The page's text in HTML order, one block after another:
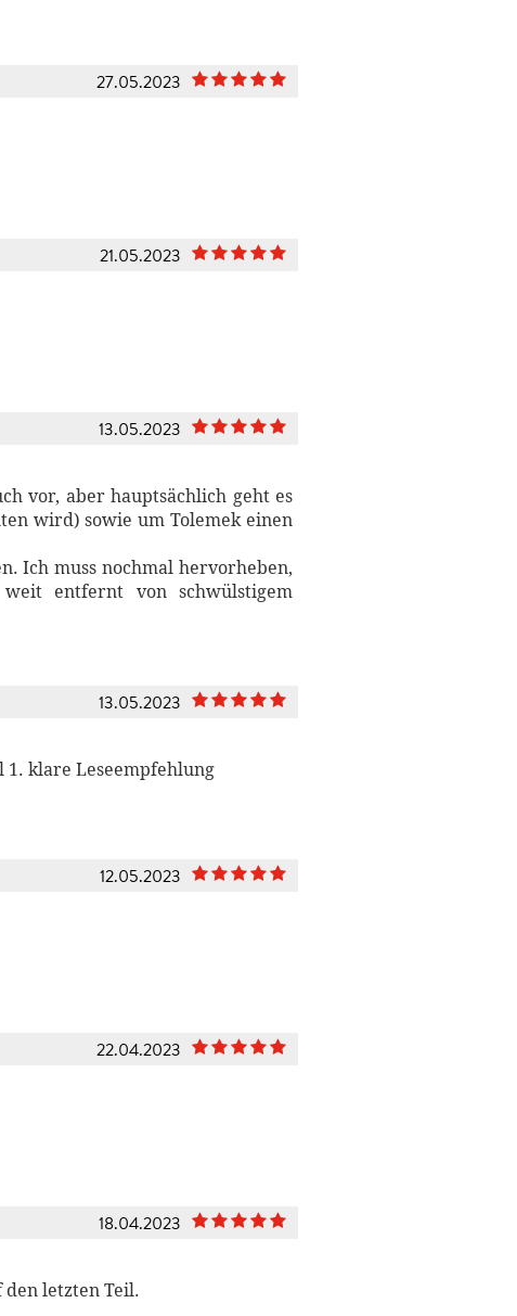
27.05.2023
21.05.2023
13.05.2023
vor, aber hauptsächlich geht es
wird) sowie um Tolemek einen
Ich muss nochmal hervorheben,
entfernt von schwülstigem
13.05.2023
1. klare Leseempfehlung
12.05.2023
22.04.2023
18.04.2023
letzten Teil.